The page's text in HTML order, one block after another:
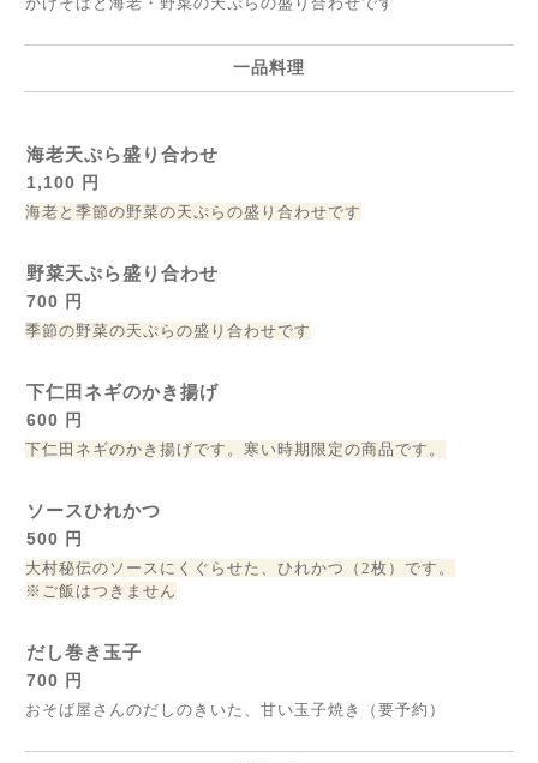
一品料理
海老天ぷら盛り合わせ
1,100 円
海老と季節の野菜の天ぷらの盛り合わせです
野菜天ぷら盛り合わせ
700 円
季節の野菜の天ぷらの盛り合わせです
下仁田ネギのかき揚げ
600 円
下仁田ネギのかき揚げです。寒い時期限定の商品です。
ソースひれかつ
500 円
大村秘伝のソースにくぐらせた、ひれかつ（2枚）です。
※ご飯はつきません
だし巻き玉子
700 円
おそば屋さんのだしのきいた、甘い玉子焼き（要予約）